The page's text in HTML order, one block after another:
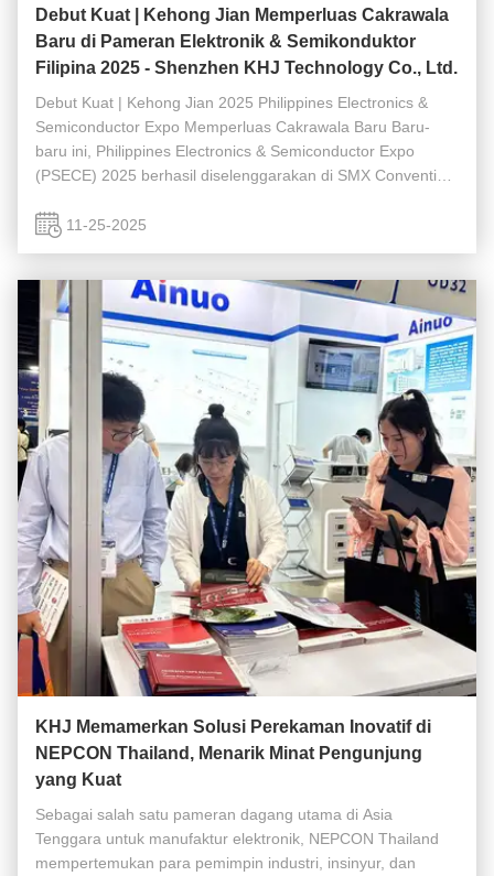
Debut Kuat | Kehong Jian Memperluas Cakrawala
Baru di Pameran Elektronik & Semikonduktor
Filipina 2025 - Shenzhen KHJ Technology Co., Ltd.
Debut Kuat | Kehong Jian 2025 Philippines Electronics &
Semiconductor Expo Memperluas Cakrawala Baru Baru-
baru ini, Philippines Electronics & Semiconductor Expo
(PSECE) 2025 berhasil diselenggarakan di SMX Convention
Kehong Jian tetap ...
11-25-2025
KHJ Memamerkan Solusi Perekaman Inovatif di
NEPCON Thailand, Menarik Minat Pengunjung
yang Kuat
Sebagai salah satu pameran dagang utama di Asia
Tenggara untuk manufaktur elektronik, NEPCON Thailand
mempertemukan para pemimpin industri, insinyur, dan